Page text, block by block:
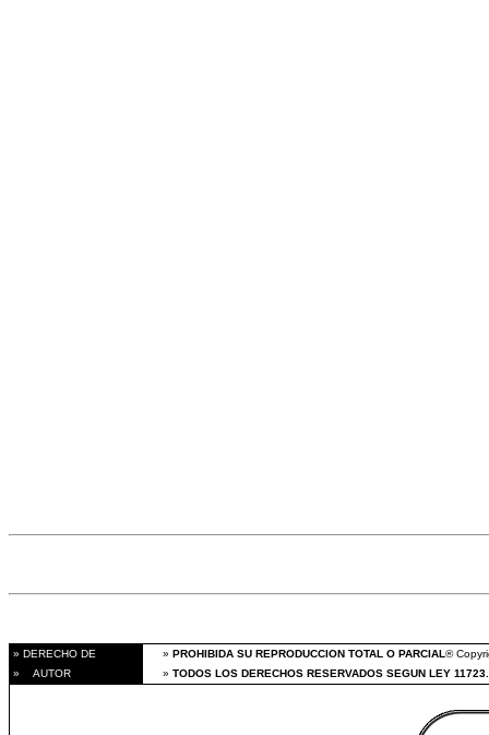
» DERECHO DE » PROHIBIDA SU REPRODUCCION TOTAL O PARCIAL®
» AUTOR
» TODOS LOS DERECHOS RESERVADOS SEGUN LEY